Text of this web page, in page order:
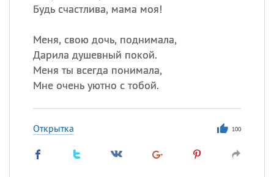
Будь счастлива, мама моя!
Меня, свою дочь, поднимала,
Дарила душевный покой.
Меня ты всегда понимала,
Мне очень уютно с тобой.
Открытка 100